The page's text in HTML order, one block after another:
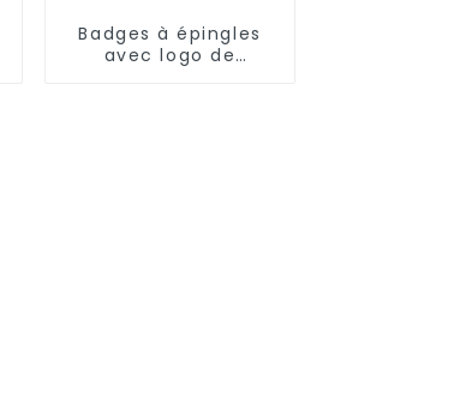
Badges à épingles
avec logo de